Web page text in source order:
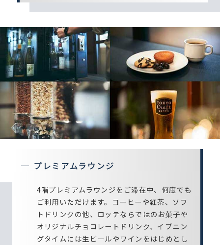
プレミアムラウンジ
4階プレミアムラウンジをご滞在中、何度でも
ご利用いただけます。コーヒーや紅茶、ソフ
トドリンクの他、ロッテならではのお菓子や
オリジナルチョコレートドリンク、イブニン
グタイムには生ビールやワインをはじめとし